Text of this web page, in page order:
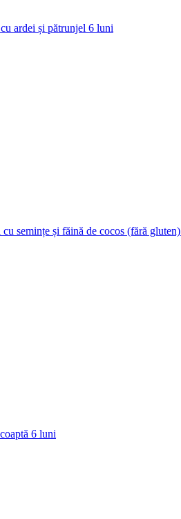
ardei și pătrunjel 6 luni
semințe și făină de cocos (fără gluten)
6 luni